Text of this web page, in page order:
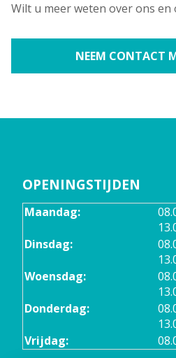
Wilt u meer weten over ons en
NEEM CONTACT
OPENINGSTIJDEN
Maandag:
Dinsdag:
Woensdag:
Donderdag:
Vrijdag: